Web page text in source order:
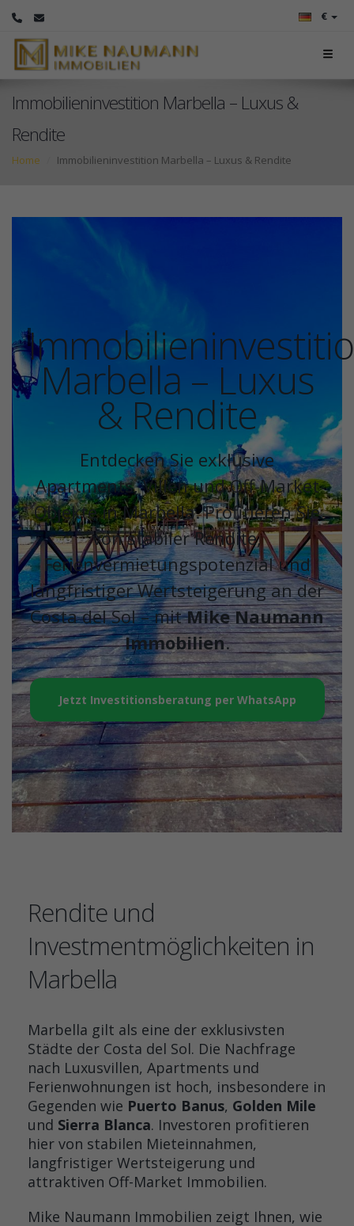
€
Immobilieninvestition Marbella – Luxus &
Rendite
Home Immobilieninvestition Marbella – Luxus & Rendite
Marbella – Luxus
& Rendite
Entdecken Sie exklusive
Apartments, Villen und Off-Market
Objekte in Marbella. Profitieren Sie
von stabiler Rendite,
Ferienvermietungspotenzial und
langfristiger Wertsteigerung an der
Costa del Sol – mitMike Naumann
Immobilien.
Jetzt Investitionsberatung per WhatsApp
Rendite und
Investmentmöglichkeiten in
Marbella
Marbella gilt als eine der exklusivsten
Städte der Costa del Sol. Die Nachfrage
nach Luxusvillen, Apartments und
Ferienwohnungen ist hoch, insbesondere in
Gegenden wie Puerto Banus, Golden Mile
und Sierra Blanca. Investoren profitieren
hier von stabilen Mieteinnahmen,
langfristiger Wertsteigerung und
attraktiven Off-Market Immobilien.
Mike Naumann Immobilien zeigt Ihnen, wie